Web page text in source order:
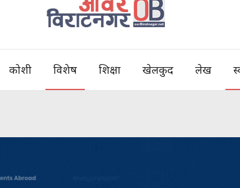
कोशी विशेष शिक्षा खेलकुद लेख